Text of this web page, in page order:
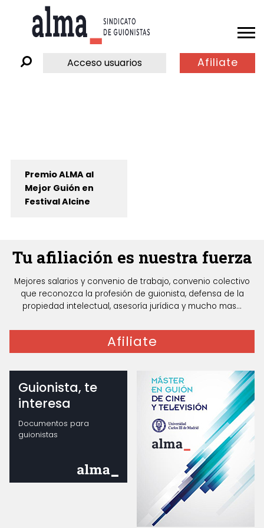
Acceso usuarios Afiliate
Premio ALMA al
Mejor Guión en
Festival Alcine
Tu afiliación es nuestra fuerza
Mejores salarios y convenio de trabajo, convenio colectivo
que reconozca la profesión de guionista, defensa de la
propiedad intelectual, asesoría jurídica y mucho mas...
Afiliate
Guionista, te
interesa
Documentos para
guionistas